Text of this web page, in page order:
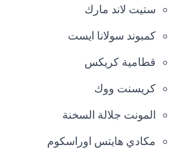
ستيت لاند مارك
كمبوند سولانا ايست
قطامية كريكس
كريسنت ووك
المونت جلالة السخنة
مكادي هايتس اوراسكوم